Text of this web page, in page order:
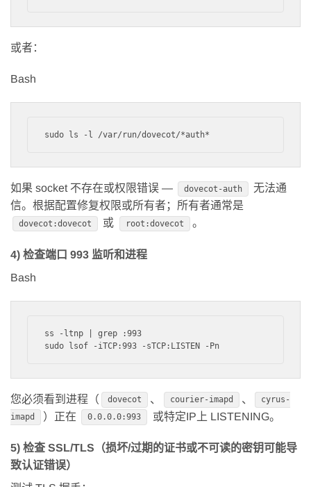
或者：
Bash
如果 socket 不存在或权限错误 — dovecot-auth
无法通
信。根据配置修复权限或所有者；所有者通常是
dovecot:dovecot 或 root:dovecot 。
4) 检查端口 993 监听和进程
Bash
ss -ltnp | grep :993
您必须看到进程（ dovecot 、 courier-imapd 、
cyrus-
imapd
）正在 0.0.0.0:993 或特定IP上 LISTENING。
5) 检查 SSL/TLS（损坏/过期的证书或不可读的密钥可能导
致认证错误）